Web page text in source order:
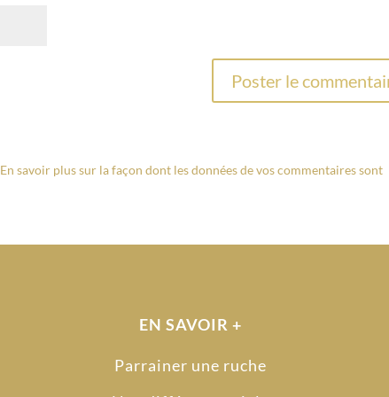
En savoir plus sur la façon dont les données de vos commentaires sont
EN SAVOIR +
Parrainer une ruche